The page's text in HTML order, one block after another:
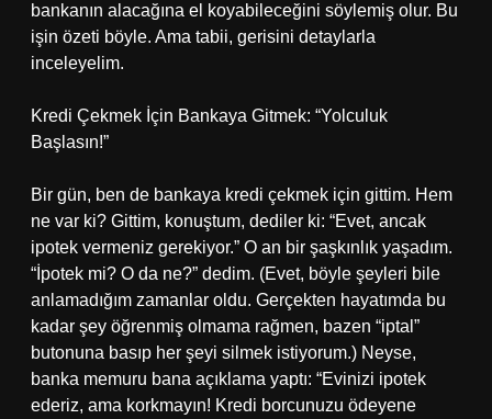
bankanın alacağına el koyabileceğini söylemiş olur. Bu
işin özeti böyle. Ama tabii, gerisini detaylarla
inceleyelim.
Kredi Çekmek İçin Bankaya Gitmek: “Yolculuk
Başlasın!”
Bir gün, ben de bankaya kredi çekmek için gittim. Hem
ne var ki? Gittim, konuştum, dediler ki: “Evet, ancak
ipotek vermeniz gerekiyor.” O an bir şaşkınlık yaşadım.
“İpotek mi? O da ne?” dedim. (Evet, böyle şeyleri bile
anlamadığım zamanlar oldu. Gerçekten hayatımda bu
kadar şey öğrenmiş olmama rağmen, bazen “iptal”
butonuna basıp her şeyi silmek istiyorum.) Neyse,
banka memuru bana açıklama yaptı: “Evinizi ipotek
ederiz, ama korkmayın! Kredi borcunuzu ödeyene